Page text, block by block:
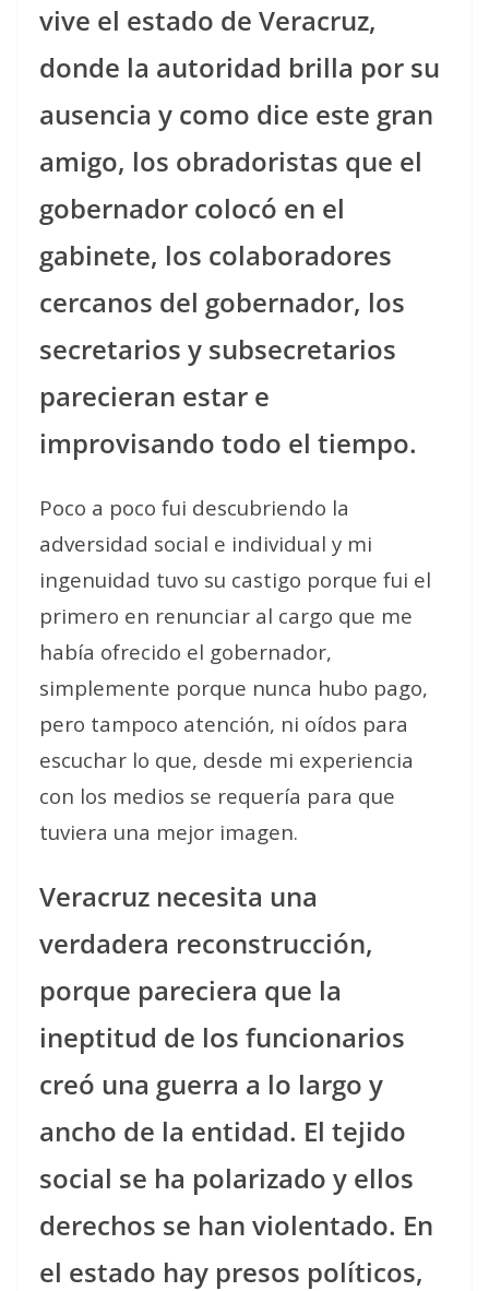
vive el estado de Veracruz,
donde la autoridad brilla por su
ausencia y como dice este gran
amigo, los obradoristas que el
gobernador colocó en el
gabinete, los colaboradores
cercanos del gobernador, los
secretarios y subsecretarios
parecieran estar e
improvisando todo el tiempo.
Poco a poco fui descubriendo la
adversidad social e individual y mi
ingenuidad tuvo su castigo porque fui el
primero en renunciar al cargo que me
había ofrecido el gobernador,
simplemente porque nunca hubo pago,
pero tampoco atención, ni oídos para
escuchar lo que, desde mi experiencia
con los medios se requería para que
tuviera una mejor imagen.
Veracruz necesita una
verdadera reconstrucción,
porque pareciera que la
ineptitud de los funcionarios
creó una guerra a lo largo y
ancho de la entidad. El tejido
social se ha polarizado y ellos
derechos se han violentado. En
el estado hay presos políticos,